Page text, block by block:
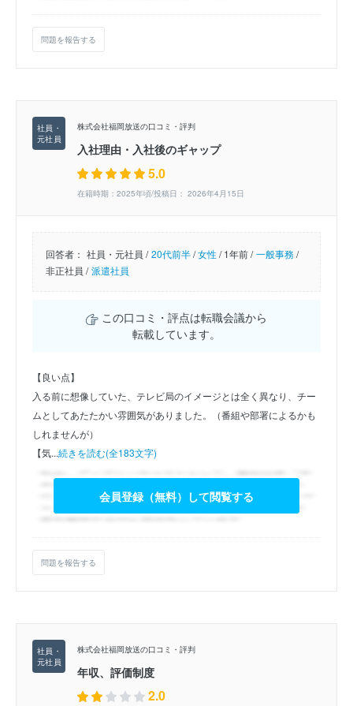
問題を報告する
株式会社福岡放送の口コミ・評判
入社理由・入社後のギャップ
5.0
在籍時期：2025年頃/投稿日： 2026年4月15日
回答者： 社員・元社員 / 20代前半/女性/1年前 / 一般事務/
非正社員 / 派遣社員
この口コミ・評点は転職会議から
転載しています。
【良い点】
入る前に想像していた、テレビ局のイメージとは全く異なり、チー
ムとしてあたたかい雰囲気がありました。（番組や部署によるかも
しれませんが）
【気...続きを読む(全183文字)
会員登録（無料）して閲覧する
問題を報告する
株式会社福岡放送の口コミ・評判
年収、評価制度
2.0